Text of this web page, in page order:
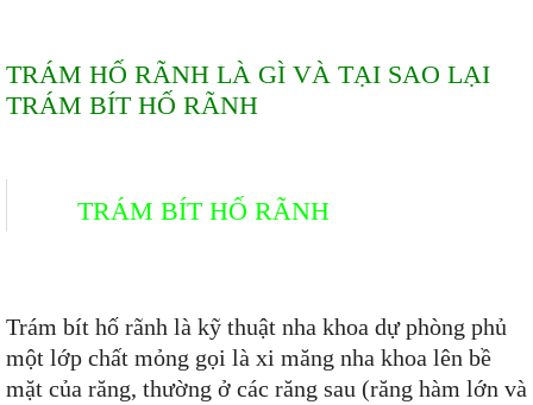
TRÁM HỐ RÃNH LÀ GÌ VÀ TẠI SAO LẠI
TRÁM BÍT HỐ RÃNH
TRÁM BÍT HỐ RÃNH
Trám bít hố rãnh là kỹ thuật nha khoa dự phòng phủ
một lớp chất mỏng gọi là xi măng nha khoa lên bề
mặt của răng, thường ở các răng sau (răng hàm lớn và